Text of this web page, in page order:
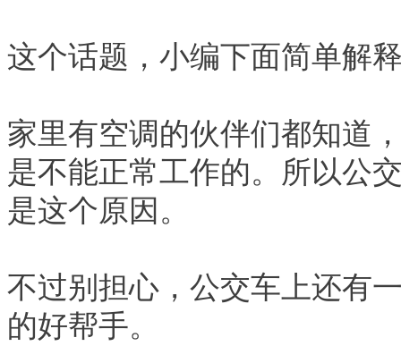
这个话题，小编下面简单解
家里有空调的伙伴们都知道
是不能正常工作的。所以公
是这个原因。
不过别担心，公交车上还有
的好帮手。